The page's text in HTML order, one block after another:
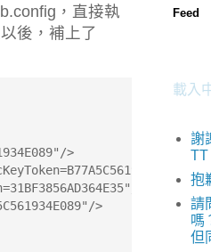
，直接執
後，補上了
>
>
>
>
Feed
載入
謝
TT
抱
請
嗎
但